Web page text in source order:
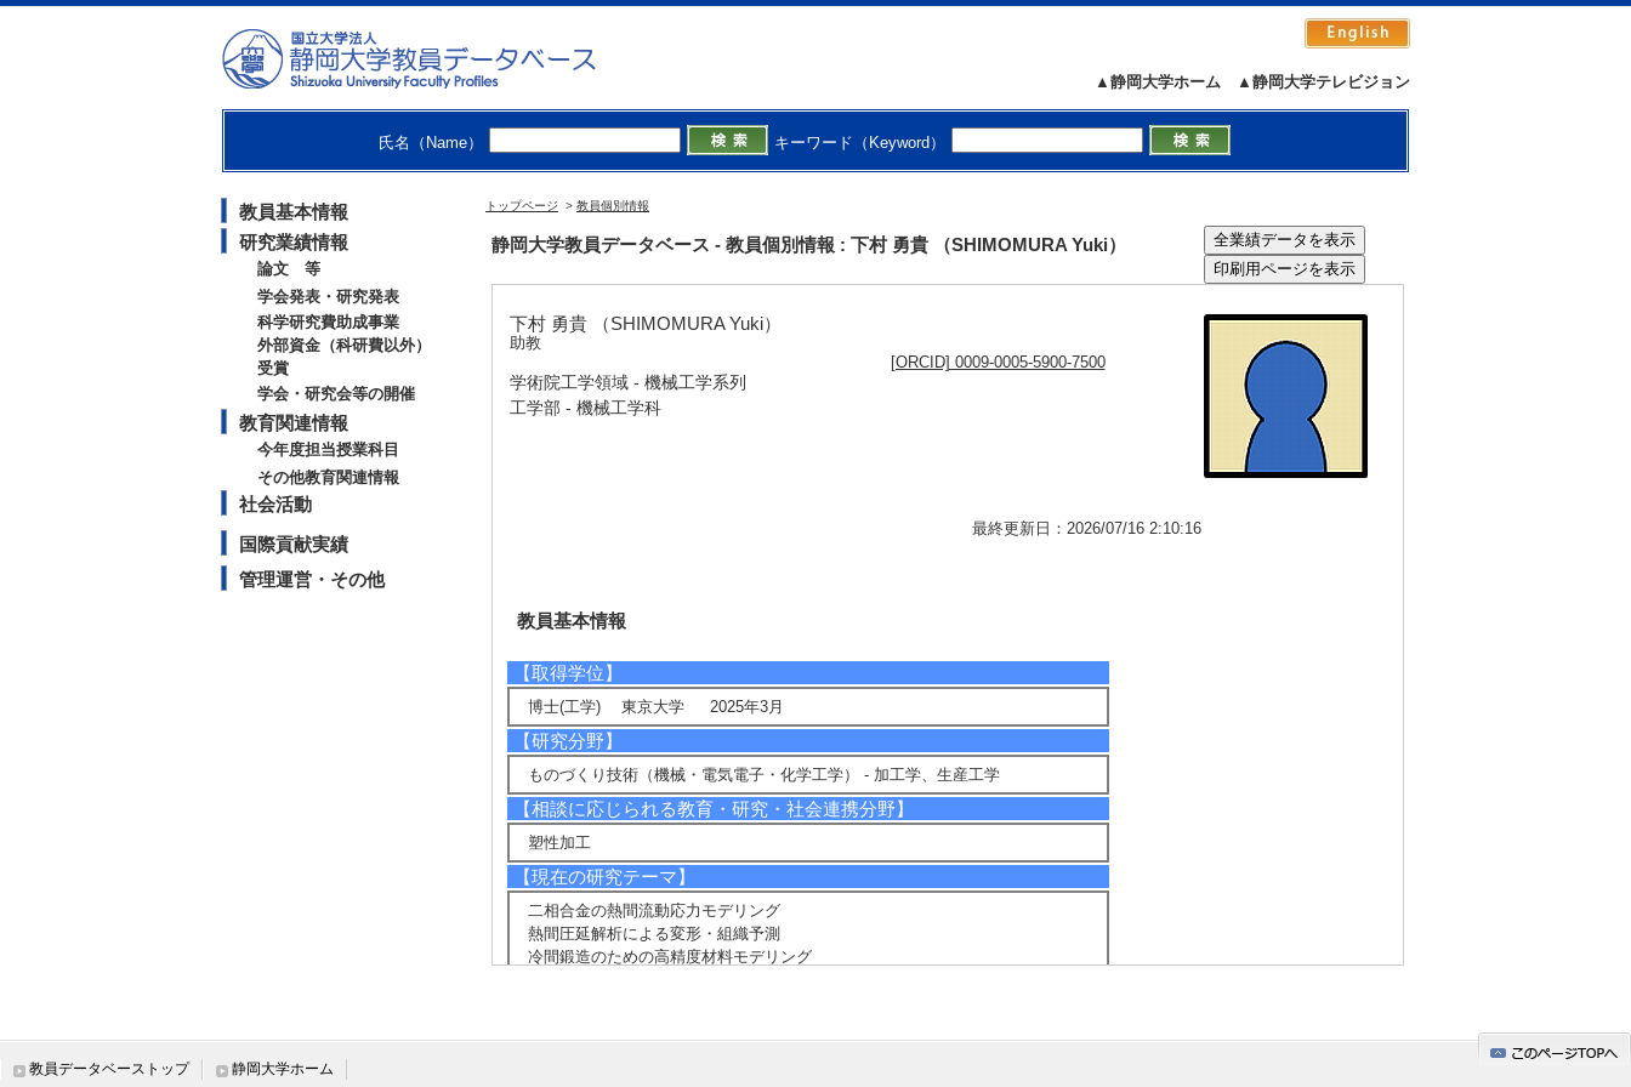
▲静岡大学テレビジョン
▲静岡大学ホーム
氏名（Name） キーワード（Keyword）
教員基本情報
研究業績情報
論文 等
学会発表・研究発表
科学研究費助成事業
外部資金（科研費以外）
受賞
学会・研究会等の開催
教育関連情報
今年度担当授業科目
その他教育関連情報
社会活動
国際貢献実績
管理運営・その他
トップページ > 教員個別情報
静岡大学教員データベース - 教員個別情報 : 下村 勇貴 （SHIMOMURA Yuki）
下村 勇貴 （SHIMOMURA Yuki）
助教
[ORCID] 0009-0005-5900-7500
学術院工学領域 - 機械工学系列
工学部 - 機械工学科
最終更新日：2026/07/16 2:10:16
教員基本情報
【取得学位】
博士(工学) 東京大学 2025年3月
【研究分野】
ものづくり技術（機械・電気電子・化学工学） - 加工学、生産工学
【相談に応じられる教育・研究・社会連携分野】
塑性加工
【現在の研究テーマ】
二相合金の熱間流動応力モデリング
熱間圧延解析による変形・組織予測
冷間鍛造のための高精度材料モデリング
教員データベーストップ 静岡大学ホーム